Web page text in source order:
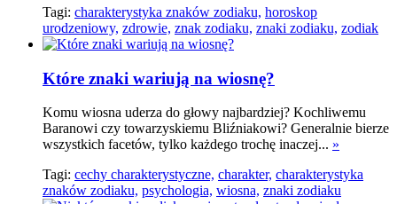
Tagi: charakterystyka znaków zodiaku, horoskop
urodzeniowy, zdrowie, znak zodiaku, znaki zodiaku, zodiak
Które znaki wariują na wiosnę?
Komu wiosna uderza do głowy najbardziej? Kochliwemu
Baranowi czy towarzyskiemu Bliźniakowi? Generalnie bierze
wszystkich facetów, tylko każdego trochę inaczej... »
Tagi: cechy charakterystyczne, charakter, charakterystyka
znaków zodiaku, psychologia, wiosna, znaki zodiaku